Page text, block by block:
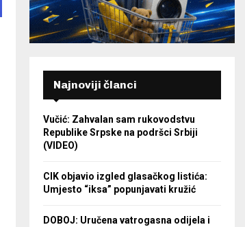
Najnoviji članci
Vučić: Zahvalan sam rukovodstvu
Republike Srpske na podršci Srbiji
(VIDEO)
CIK objavio izgled glasačkog listića:
Umjesto “iksa” popunjavati kružić
DOBOJ: Uručena vatrogasna odijela i